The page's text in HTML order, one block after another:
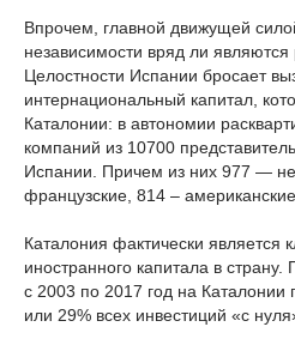
Впрочем, главной движущей
независимости вряд ли являются
Целостности Испании бросает
интернациональный капитал,
Каталонии: в автономии
компаний из 10700
Испании. Причем из них 977 —
французские, 814 – американские.
Каталония фактически является
иностранного капитала в
с 2003 по 2017 год на
или 29% всех инвестиций «с